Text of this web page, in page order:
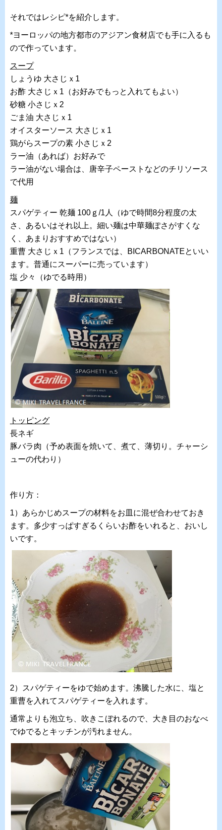
それではレシピ*を紹介します。
*ヨーロッパの地方都市のアジアン食材店でも手に入るも
ので作っています。
スープ
しょうゆ 大さじｘ1
お酢 大さじｘ1（お好みでもっと入れてもよい）
砂糖 小さじｘ2
ごま油 大さじｘ1
オイスターソース 大さじｘ1
鶏がらスープの素 小さじｘ2
ラー油（あれば）お好みで
ラー油がない場合は、唐辛子ペーストなどのチリソース
で代用
麺
スパゲティー 乾麺 100ｇ/1人（ゆで時間8分程度の太
さ、あるいはそれ以上。細い麺は中華麺ぽさがすくな
く、あまりおすすめではない）
重曹 大さじｘ1（フランスでは、BICARBONATEといい
ます。普通にスーパーに売っています）
塩 少々（ゆでる時用）
トッピング
長ネギ
豚バラ肉（予め表面を焼いて、煮て、薄切り。チャーシ
ューの代わり）
作り方：
1）あらかじめスープの材料をお皿に混ぜ合わせておき
ます。多少すっぱすぎるくらいお酢をいれると、おいし
いです。
2）スパゲティーをゆで始めます。沸騰した水に、塩と
重曹を入れてスパゲティーを入れます。
通常よりも泡立ち、吹きこぼれるので、大き目のおなべ
でゆでるとキッチンが汚れません。